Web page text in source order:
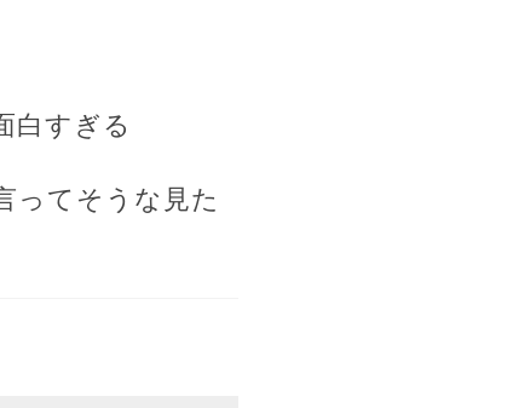
白すぎる
ってそうな見た